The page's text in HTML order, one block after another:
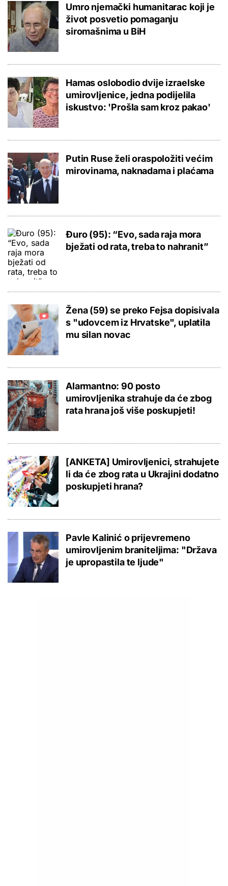
Umro njemački humanitarac koji je
život posvetio pomaganju
siromašnima u BiH
Hamas oslobodio dvije izraelske
umirovljenice, jedna podijelila
iskustvo: 'Prošla sam kroz pakao'
Putin Ruse želi oraspoložiti većim
mirovinama, naknadama i plaćama
Đuro (95): “Evo, sada raja mora
bježati od rata, treba to nahranit”
Žena (59) se preko Fejsa dopisivala
s "udovcem iz Hrvatske", uplatila
mu silan novac
Alarmantno: 90 posto
umirovljenika strahuje da će zbog
rata hrana još više poskupjeti!
[ANKETA] Umirovljenici, strahujete
li da će zbog rata u Ukrajini dodatno
poskupjeti hrana?
Pavle Kalinić o prijevremeno
umirovljenim braniteljima: "Država
je upropastila te ljude"